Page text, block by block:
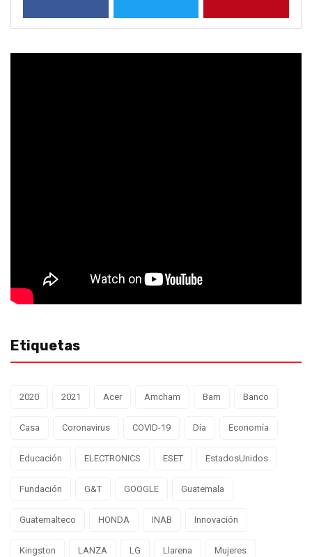
Etiquetas
2020 2021 Acer Amcham Bam Banco
Casa Coronavirus COVID-19 Día Economía
Educación ELECTRONICS ESET EstadosUnidos
Fundación G&T GOOGLE Guatemala
Guatemalteco HONDA INAB Innovación
Kingston LANZA LG Llarena Mujeres